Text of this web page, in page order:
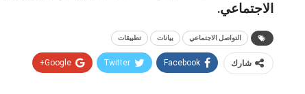
الاجتماعي.
التواصل الاجتماعي بيانات تطبيقات
شارك Facebook
Twitter
Google+